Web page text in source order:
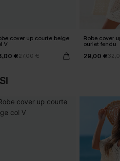
cover up courte beige
V
€27,00 €
Robe cover
ourlet fendu
29,00 €